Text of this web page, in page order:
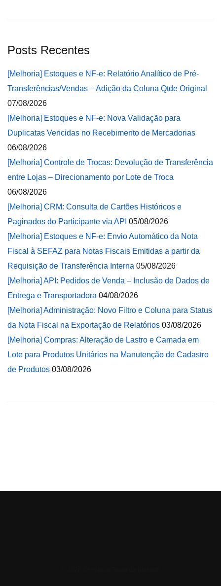
Posts Recentes
[Melhoria] Estoques e NF-e: Relatório Analítico de Pré-
Transferências/Vendas – Adição da Coluna Qtde Original
07/08/2026
[Melhoria] Estoques e NF-e: Nova Validação para
Duplicatas Vencidas no Recebimento de Mercadorias
06/08/2026
[Melhoria] Controle de Trocas: Devolução de Transferência
entre Lojas – Direcionamento por Lote de Troca
06/08/2026
[Melhoria] CRM: Consulta de Cartões Históricos e
Paginados do Participante via API 05/08/2026
[Melhoria] Estoques e NF-e: Envio Automático da Nota
Fiscal à SEFAZ para Notas Fiscais Emitidas a partir da
Requisição de Transferência Interna 05/08/2026
[Melhoria] API: Pedidos de Venda – Inclusão de Dados de
Entrega e Transportadora 04/08/2026
[Melhoria] Administração: Novo Filtro e Coluna para Status
da Nota Fiscal na Exportação de Relatórios 03/08/2026
[Melhoria] Compras: Alteração de Lastro e Camada em
Lote para Produtos Unitários na Manutenção de Cadastro
de Produtos 03/08/2026